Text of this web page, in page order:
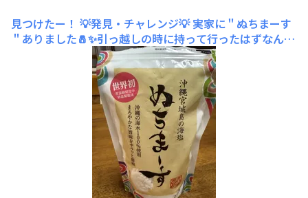
見つけたー！ 💡発見・チャレンジ💡 実家に＂ぬちまーす
＂ありました🧂✨引っ越しの時に持って行ったはずなんだ
けど？と思っていたら、実家の調味料が並んでいる所にあ
りました😊やはりいい塩は固まります✨ブロッコリーのい
いお供になりそうです🥦（#👇は、家から実家へ持ってき